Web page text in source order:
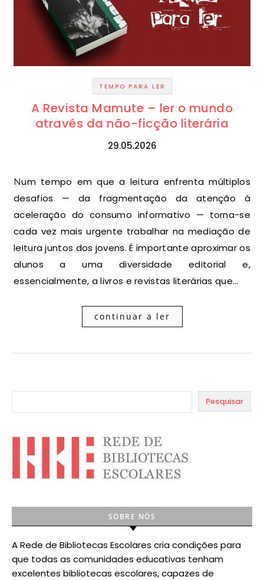
TEMPO PARA LER
A Revista Mamute – ler o mundo
através da não-ficção literária
29.05.2026
Num tempo em que a leitura enfrenta múltiplos
desafios — da fragmentação da atenção à
aceleração do consumo informativo — torna-se
cada vez mais urgente trabalhar na mediação de
leitura juntos dos jovens. É importante aproximar os
alunos a uma diversidade editorial e,
essencialmente, a livros e revistas literárias que…
continuar a ler
Pesquisar
SOBRE NÓS
A Rede de Bibliotecas Escolares cria condições para
que todas as comunidades educativas tenham
excelentes bibliotecas escolares, capazes de